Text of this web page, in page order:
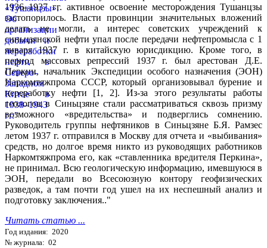
1936–1937 гг. активное освоение месторождения Тушанцзы
застопорилось. Власти провинции значительных вложений
делать не могли, а интерес советских учреждений к
синьцзянской нефти упал после передачи нефтепромысла с 1
января 1937 г. в китайскую юрисдикцию. Кроме того, в
период массовых репрессий 1937 г. был арестован Д.Е.
Перкин, начальник Экспедиции особого назначения (ЭОН)
Наркомтяжпрома СССР, который организовывал бурение и
переработку нефти [1, 2]. Из-за этого результаты работы
геологов в Синьцзяне стали рассматриваться сквозь призму
возможного «вредительства» и подверглись сомнению.
Руководитель группы нефтяников в Синьцзяне Б.Я. Рамзес
летом 1937 г. отправился в Москву для отчета и «выбивания»
средств, но долгое время никто из руководящих работников
Наркомтяжпрома его, как «ставленника вредителя Перкина»,
не принимал. Всю геологическую информацию, имевшуюся в
ЭОН, передали во Всесоюзную контору геофизических
разведок, а там почти год ушел на их неспешный анализ и
подготовку заключения.."
Читать статью ...
Год издания: 2020
№ журнала: 02